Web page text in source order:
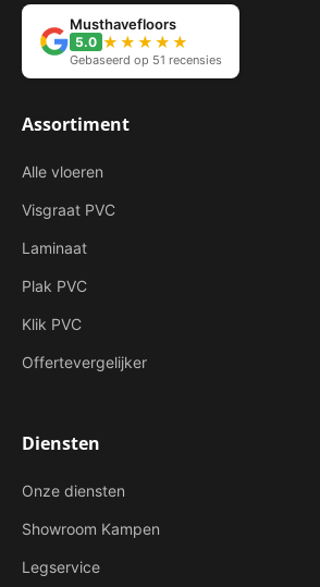
Musthavefloors
5.0 ★★★★★
Gebaseerd op 51 recensies
Assortiment
Alle vloeren
Visgraat PVC
Laminaat
Plak PVC
Klik PVC
Offertevergelijker
Diensten
Onze diensten
Showroom Kampen
Legservice